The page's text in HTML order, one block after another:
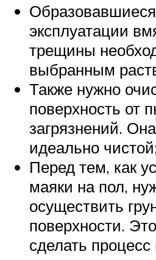
эксплуатации
трещины
выбранным
Также нужно
поверхность от
загрязнений.
идеально
Перед тем, как
маяки на пол,
осуществить
поверхности.
сделать